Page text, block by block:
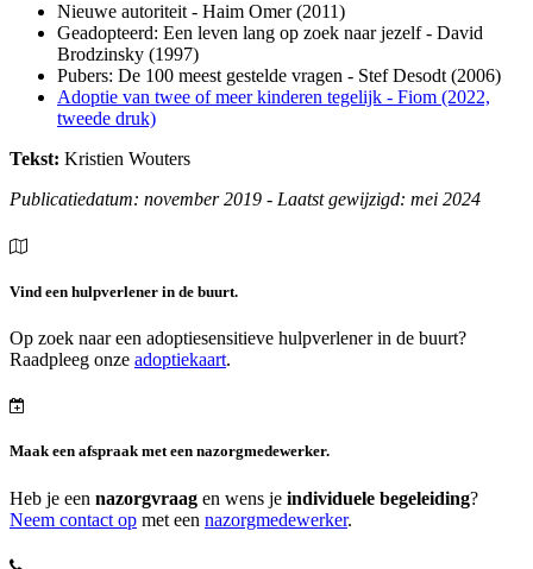
Nieuwe autoriteit - Haim Omer (2011)
Geadopteerd: Een leven lang op zoek naar jezelf - David
Brodzinsky (1997)
Pubers: De 100 meest gestelde vragen - Stef Desodt (2006)
Adoptie van twee of meer kinderen tegelijk - Fiom (2022,
tweede druk)
Tekst: Kristien Wouters
Publicatiedatum: november 2019 - Laatst gewijzigd: mei 2024
Vind een hulpverlener in de buurt.
Op zoek naar een adoptiesensitieve hulpverlener in de buurt?
Raadpleeg onze adoptiekaart.
Maak een afspraak met een nazorgmedewerker.
Heb je een nazorgvraag en wens je individuele begeleiding?
Neem contact op met een nazorgmedewerker.